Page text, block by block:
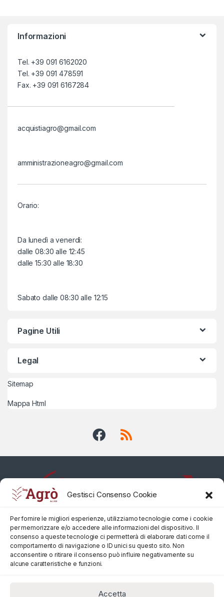
Gestisci Consenso Cookie
Per fornire le migliori esperienze, utilizziamo tecnologie come i cookie
per memorizzare e/o accedere alle informazioni del dispositivo. Il
consenso a queste tecnologie ci permetterà di elaborare dati come il
comportamento di navigazione o ID unici su questo sito. Non
acconsentire o ritirare il consenso può influire negativamente su
alcune caratteristiche e funzioni.
Accetta
Informazioni
Tel. +39 091 6162020
Tel. +39 091 478591
Fax. +39 091 6167284
acquistiagro@gmail.com
amministrazioneagro@gmail.com
Orario:
Da lunedì a venerdì:
dalle 08:30 alle 12:45
dalle 15:30 alle 18:30
Sabato dalle 08:30 alle 12:15
Pagine Utili
Legal
Sitemap
Mappa Html